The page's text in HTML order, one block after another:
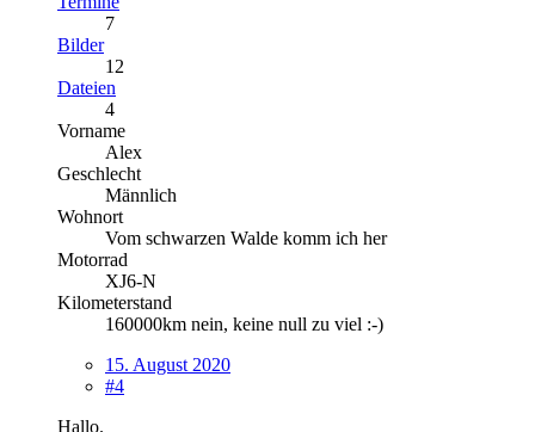
7
Bilder
12
Dateien
4
Vorname
Alex
Geschlecht
Männlich
Wohnort
Vom schwarzen Walde komm ich her
Motorrad
XJ6-N
Kilometerstand
160000km nein, keine null zu viel :-)
15. August 2020
#4
Hallo.